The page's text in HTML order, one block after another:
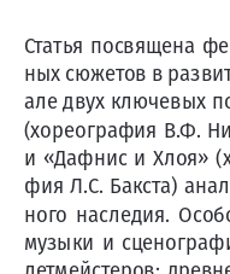
Статья посвящена
ных сюжетов в
але двух ключевых
(хореография В.Ф.
и «Дафнис и Хлоя»
фия Л.С. Бакста)
ного  наследия.
музыки  и
летмейстеров: